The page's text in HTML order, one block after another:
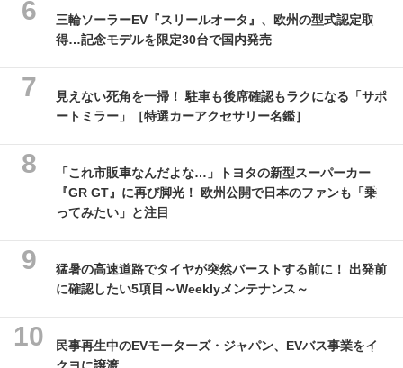
三輪ソーラーEV『スリールオータ』、欧州の型式認定取
得…記念モデルを限定30台で国内発売
見えない死角を一掃！ 駐車も後席確認もラクになる「サポ
ートミラー」［特選カーアクセサリー名鑑］
「これ市販車なんだよな…」トヨタの新型スーパーカー
『GR GT』に再び脚光！ 欧州公開で日本のファンも「乗
ってみたい」と注目
猛暑の高速道路でタイヤが突然バーストする前に！ 出発前
に確認したい5項目～Weeklyメンテナンス～
民事再生中のEVモーターズ・ジャパン、EVバス事業をイ